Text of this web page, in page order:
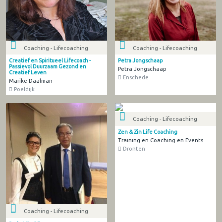
Coaching - Lifecoaching
Creatief en Spiritueel Lifecoach -
Passievol Duurzaam Gezond en
Creatief Leven
Marike Daalman
Poeldijk
Coaching - Lifecoaching
Petra Jongschaap
Petra Jongschaap
Enschede
Coaching - Lifecoaching
Coaching - Lifecoaching
Zen & Zin Life Coaching
Training en Coaching en Events
Dronten